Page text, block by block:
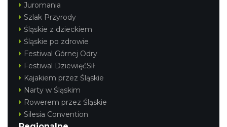
Juromania
Szlak Przyrody
Śląskie z dzieckiem
Śląskie po zdrowie
Festiwal Górnej Odry
Festiwal DziewięćSił
Kajakiem przez Śląskie
Narty w Śląskim
Rowerem przez Śląskie
Silesia Convention